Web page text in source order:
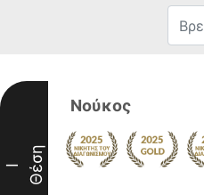
I Θέση
Νούκος